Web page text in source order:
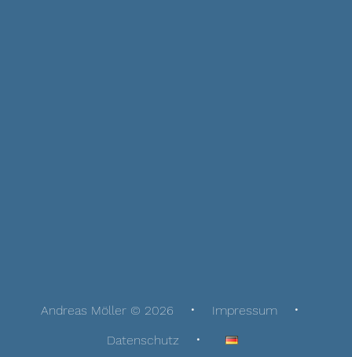
Andreas Möller © 2026
Impressum
Datenschutz